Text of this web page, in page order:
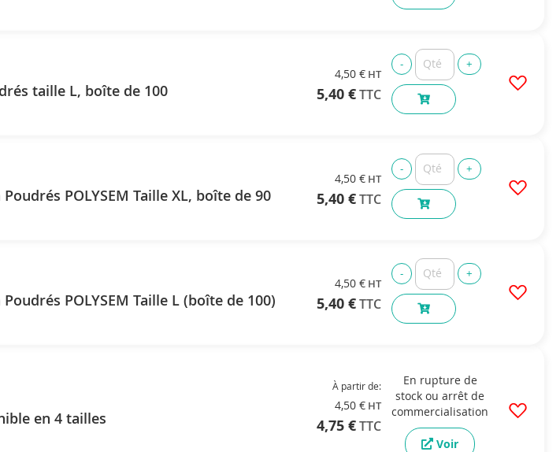
taille L, boîte de 100
4,50 €
5,40 €
POLYSEM Taille XL, boîte de 90
4,50 €
5,40 €
POLYSEM Taille L (boîte de 100)
4,50 €
5,40 €
en 4 tailles
À partir de
4,50 €
4,75 €
En rupture de
stock ou arrêt de
commercialisation
Voir